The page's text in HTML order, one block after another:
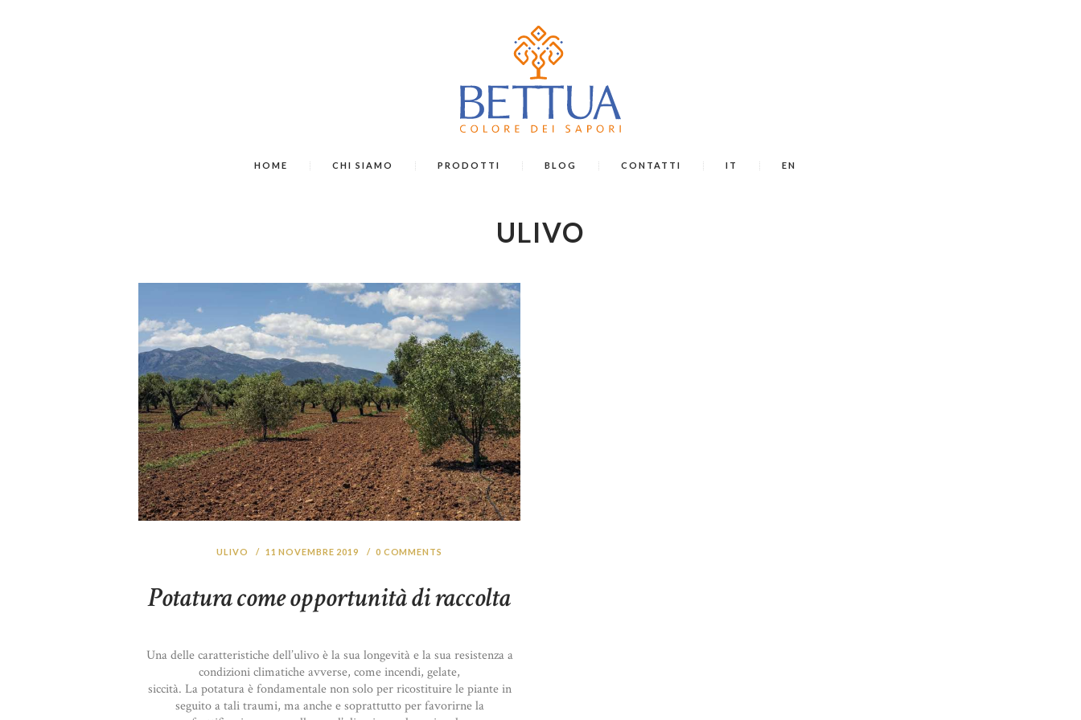
HOME CHI SIAMO PRODOTTI BLOG CONTATTI IT EN
ULIVO
ULIVO 11 NOVEMBRE 2019 0 COMMENTS
Potatura come opportunità di raccolta
Una delle caratteristiche dell’ulivo è la sua longevità e la sua resistenza a
condizioni climatiche avverse, come incendi, gelate,
siccità. La potatura è fondamentale non solo per ricostituire le piante in
seguito a tali traumi, ma anche e soprattutto per favorirne la